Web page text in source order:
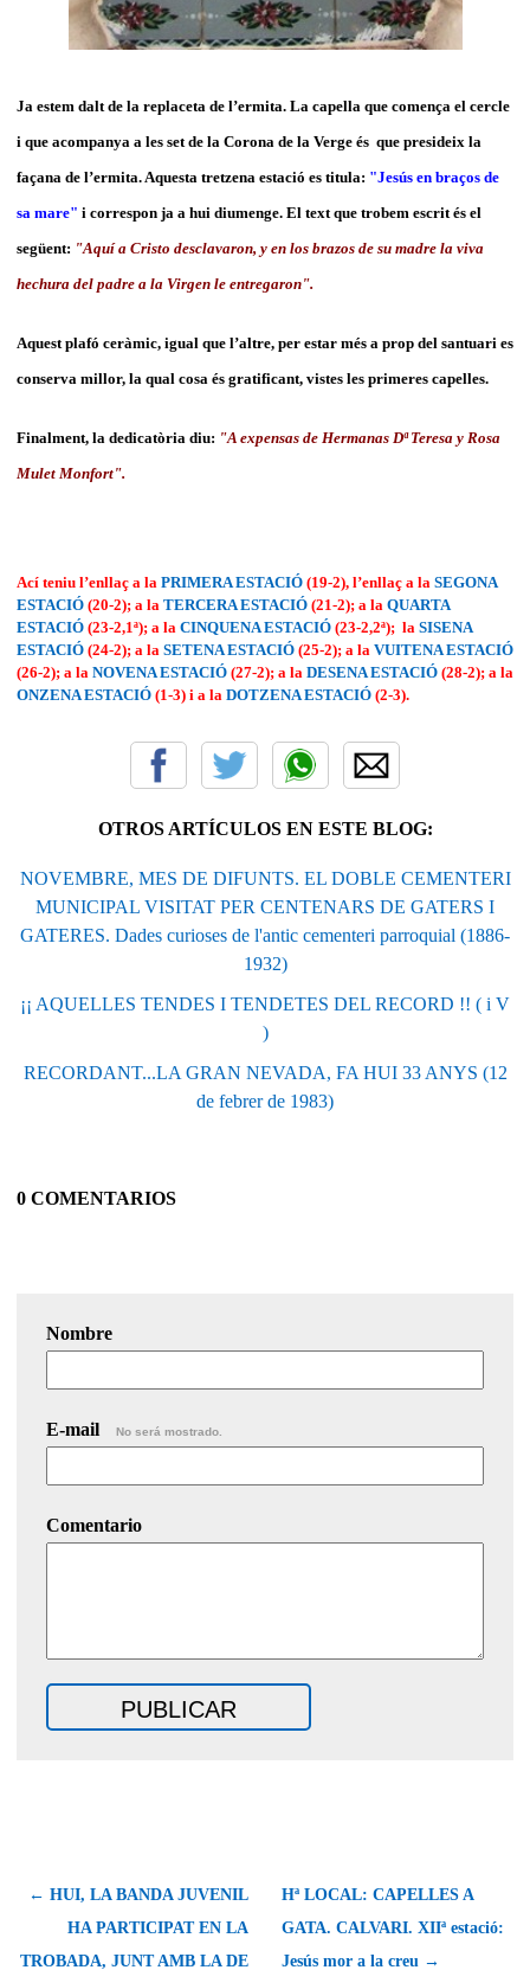
Ja estem dalt de la replaceta de l’ermita. La capella que comença el cercle
i que acompanya a les set de la Corona de la Verge és que presideix la
façana de l’ermita. Aquesta tretzena estació es titula: "Jesús en braços de
sa mare" i correspon ja a hui diumenge. El text que trobem escrit és el
següent: "Aquí a Cristo desclavaron, y en los brazos de su madre la viva
hechura del padre a la Virgen le entregaron".
Aquest plafó ceràmic, igual que l’altre, per estar més a prop del santuari es
conserva millor, la qual cosa és gratificant, vistes les primeres capelles.
Finalment, la dedicatòria diu: "A expensas de Hermanas Dª Teresa y Rosa
Mulet Monfort".
Ací teniu l’enllaç a la PRIMERA ESTACIÓ (19-2), l’enllaç a la SEGONA
ESTACIÓ (20-2); a la TERCERA ESTACIÓ (21-2); a la QUARTA
ESTACIÓ (23-2,1ª); a la CINQUENA ESTACIÓ (23-2,2ª); la SISENA
ESTACIÓ (24-2); a la SETENA ESTACIÓ (25-2); a la VUITENA ESTACIÓ
(26-2); a la NOVENA ESTACIÓ (27-2); a la DESENA ESTACIÓ (28-2); a la
ONZENA ESTACIÓ (1-3) i a la DOTZENA ESTACIÓ (2-3).
OTROS ARTÍCULOS EN ESTE BLOG:
NOVEMBRE, MES DE DIFUNTS. EL DOBLE CEMENTERI
MUNICIPAL VISITAT PER CENTENARS DE GATERS I
GATERES. Dades curioses de l'antic cementeri parroquial (1886-
1932)
¡¡ AQUELLES TENDES I TENDETES DEL RECORD !! ( i V
)
RECORDANT...LA GRAN NEVADA, FA HUI 33 ANYS (12
de febrer de 1983)
0 COMENTARIOS
Nombre
E-mail No será mostrado.
Comentario
← HUI, LA BANDA JUVENIL
HA PARTICIPAT EN LA
TROBADA, JUNT AMB LA DE
Hª LOCAL: CAPELLES A
GATA. CALVARI. XIIª estació:
Jesús mor a la creu →